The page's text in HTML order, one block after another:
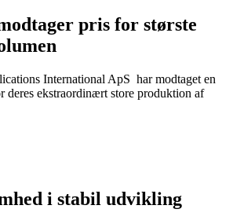
pris for største
International ApS har modtaget en
deres ekstraordinært store produktion af
i stabil udvikling